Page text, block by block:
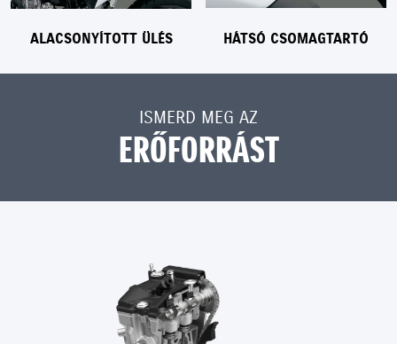
ALACSONYÍTOTT ÜLÉS HÁTSÓ CSOMAGTARTÓ
ISMERD MEG AZ
ERŐFORRÁST